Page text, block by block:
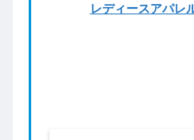
レディースアパレ